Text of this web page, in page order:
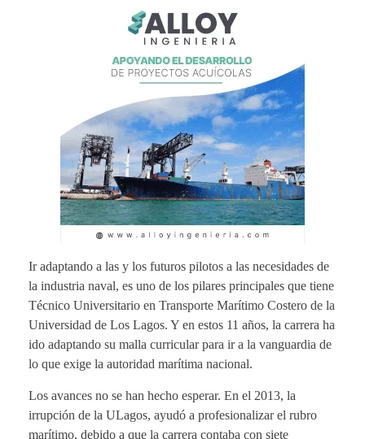
Ir adaptando a las y los futuros pilotos a las necesidades de
la industria naval, es uno de los pilares principales que tiene
Técnico Universitario en Transporte Marítimo Costero de la
Universidad de Los Lagos. Y en estos 11 años, la carrera ha
ido adaptando su malla curricular para ir a la vanguardia de
lo que exige la autoridad marítima nacional.
Los avances no se han hecho esperar. En el 2013, la
irrupción de la ULagos, ayudó a profesionalizar el rubro
marítimo, debido a que la carrera contaba con siete